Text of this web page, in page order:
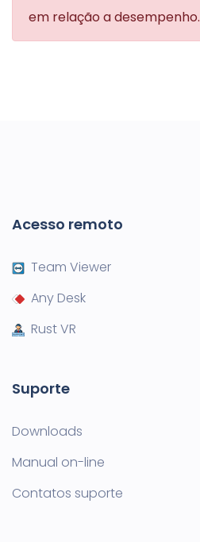
em relação a desempenho.
Acesso remoto
Team Viewer
Any Desk
Rust VR
Suporte
Downloads
Manual on-line
Contatos suporte